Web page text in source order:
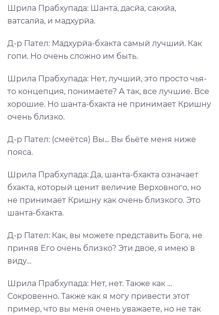
Шрила Прабхупада: Шанта, дасйа, сакхйа,
ватсалйа, и мадхурйа.
Д-р Пател: Мадхурйа-бхакта самый лучший. Как
гопи. Но очень сложно им быть.
Шрила Прабхупада: Нет, лучший, это просто чья-
то концепция, понимаете? А так, все лучшие. Все
хорошие. Но шанта-бхакта не принимает Кришну
очень близко.
Д-р Пател: (смеётся) Вы... Вы бьёте меня ниже
пояса.
Шрила Прабхупада: Да, шанта-бхакта означает
бхакта, который ценит величие Верховного, но
не принимает Кришну как очень близкого. Это
шанта-бхакта.
Д-р Пател: Как, вы можете представить Бога, не
приняв Его очень близко? Эти двое, я имею в
виду…
Шрила Прабхупада: Нет, нет. Также как …
Сокровенно. Также как я могу привести этот
пример, что вы меня очень уважаете, но не так